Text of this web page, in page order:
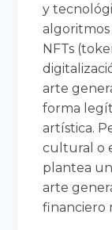
y
algoritmos
NFTs
arte
forma
artística.
cultural o
plantea
arte
financiero